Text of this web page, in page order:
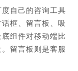
自己的咨询工具
框、留言板、吸
组件对移动端比
留言板则是客服